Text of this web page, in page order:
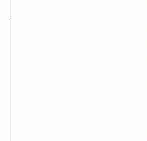
juga dokter senior yang misterius,
ngelantur tapi ternyata nyimpen
tokoh di sini punya lapisan cerita
ngerti kenapa mereka begitu.
banget cara penulisnya
kita ngerasa simpati, bukan cuma
Lokasi dan